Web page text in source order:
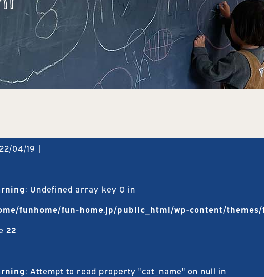
04/19
: Undefined array key 0 in
funhome/fun-home.jp/public_html/wp-content/
22
: Attempt to read property "cat_name" on null in